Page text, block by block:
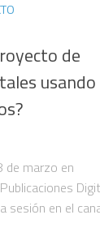
de
usando
de marzo en
sesión en el